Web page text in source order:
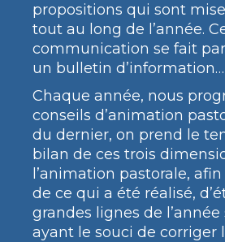
propositions qui sont
tout au long de l’année.
communication se fait
un bulletin d’information…
Chaque année, nous
conseils d’animation
du dernier, on prend le
bilan de ces trois
l’animation pastorale,
de ce qui a été réalisé,
grandes lignes de
ayant le souci de corriger